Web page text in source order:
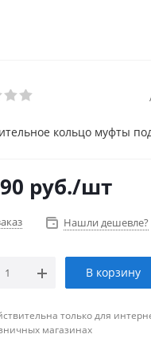
кольцо муфты
руб./шт
Нашли дешевле?
В корзину
только для
магазинах